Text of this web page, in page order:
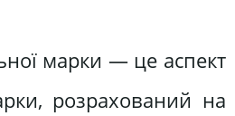
марки — це аспект
розрахований на